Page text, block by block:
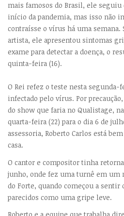
mais famosos do Brasil, ele seguiu
início da pandemia, mas isso não
contraísse o vírus há uma semana.
artista, ele apresentou sintomas
exame para detectar a doença, o
quinta-feira (16).
O Rei refez o teste nesta segunda-
infectado pelo vírus. Por
do show que faria no Qualistage,
quarta-feira (22) para o dia 6 de
assessoria, Roberto Carlos está
casa.
O cantor e compositor tinha
junho, onde fez uma turnê em um
do Forte, quando começou a
parecidos como uma gripe leve.